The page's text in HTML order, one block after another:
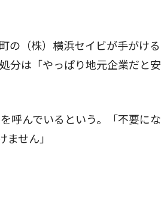
の（株）横浜セイビが手がける
分は「やっぱり地元企業だと安
呼んでいるという。「不要にな
せん」